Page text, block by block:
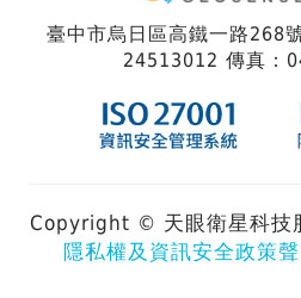
臺中市烏日區高鐵一路268
24513012 傳真：
Copyright © 天眼衛星科技
隱私權及資訊安全政策